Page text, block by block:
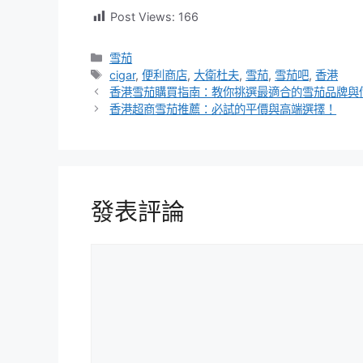
Post Views: 166
分
類
雪茄
標
籤
cigar,便利商店,大衛杜夫, 雪茄, 雪茄吧,香港
香港雪茄購買指南：教你挑選最適合的雪茄品牌與
香港超商雪茄推薦：必試的平價與高端選擇！
發表評論